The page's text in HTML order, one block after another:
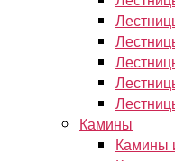
Камины
Камины